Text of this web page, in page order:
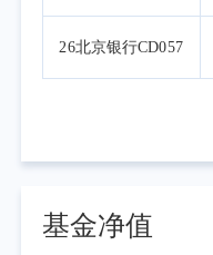
26北京银行CD057
基金净值